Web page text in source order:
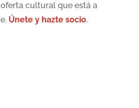
cultural que está a
Únete y hazte socio.